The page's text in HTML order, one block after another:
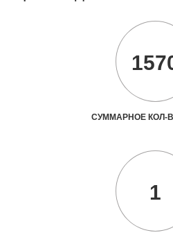
СУММАРНОЕ КОЛ-
1